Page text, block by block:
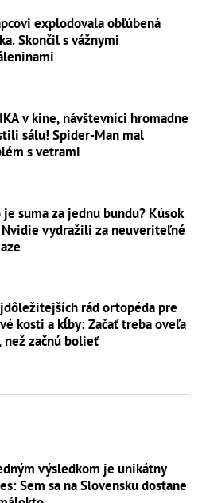
explodovala obľúbená
Skončil s vážnymi
v kine, návštevníci hromadne
sálu! Spider-Man mal
s vetrami
je suma za jednu bundu? Kúsok
Nvidie vydražili za neuveriteľné
rád ortopéda pre
kosti a kĺby: Začať treba oveľa
než začnú bolieť
výsledkom je unikátny
Sem sa na Slovensku dostane